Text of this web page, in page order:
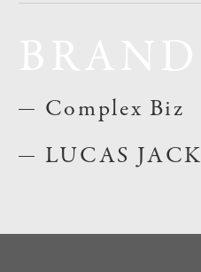
Complex Biz
LUCAS JACK